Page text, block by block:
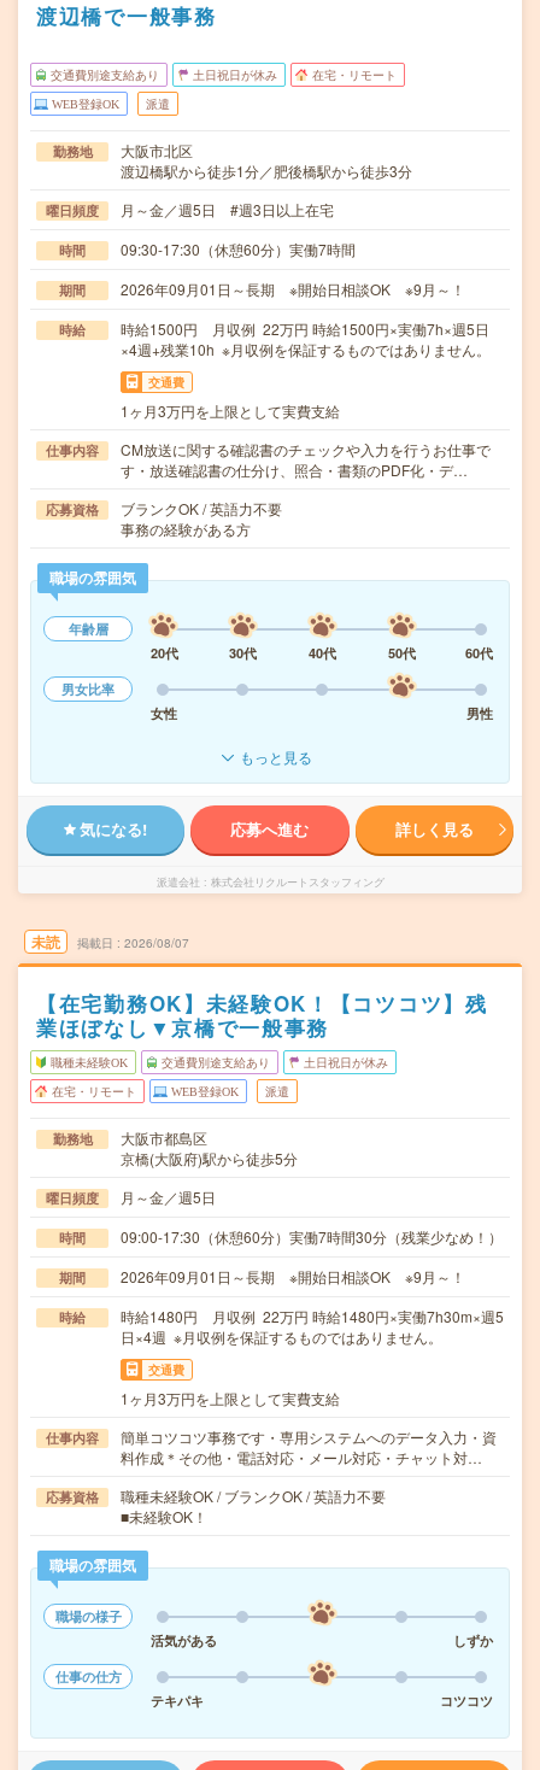
渡辺橋で一般事務
交通費別途支給あり 土日祝日が休み 在宅・リモート
WEB登録OK 派遣
勤務地
大阪市北区
渡辺橋駅から徒歩1分／肥後橋駅から徒歩3分
曜日頻度 月～金／週5日 #週3日以上在宅
時間 09:30-17:30（休憩60分）実働7時間
期間 2026年09月01日～長期 ※開始日相談OK ※9月～！
時給
時給1500円 月収例 22万円 時給1500円×実働7h×週5日
×4週+残業10h ※月収例を保証するものではありません。
交通費
1ヶ月3万円を上限として実費支給
仕事内容
CM放送に関する確認書のチェックや入力を行うお仕事で
す・放送確認書の仕分け、照合・書類のPDF化・デ…
応募資格
ブランクOK / 英語力不要
事務の経験がある方
職場の雰囲気
年齢層
20代
30代 40代 50代
60代
男女比率
女性
男性
もっと見る
気になる! 応募へ進む 詳しく見る
派遣会社 株式会社リクルートスタッフィング
未読 掲載日 2026/08/07
【在宅勤務OK】未経験OK！【コツコツ】残
業ほぼなし▼京橋で一般事務
職種未経験OK 交通費別途支給あり 土日祝日が休み
在宅・リモート WEB登録OK 派遣
勤務地
大阪市都島区
京橋(大阪府)駅から徒歩5分
曜日頻度 月～金／週5日
時間 09:00-17:30（休憩60分）実働7時間30分（残業少なめ！）
期間 2026年09月01日～長期 ※開始日相談OK ※9月～！
時給
時給1480円 月収例 22万円 時給1480円×実働7h30m×週5
日×4週 ※月収例を保証するものではありません。
交通費
1ヶ月3万円を上限として実費支給
仕事内容
簡単コツコツ事務です・専用システムへのデータ入力・資
料作成＊その他・電話対応・メール対応・チャット対…
応募資格
職種未経験OK / ブランクOK / 英語力不要
■未経験OK！
職場の雰囲気
職場の様子
活気がある
しずか
仕事の仕方
テキパキ
コツコツ